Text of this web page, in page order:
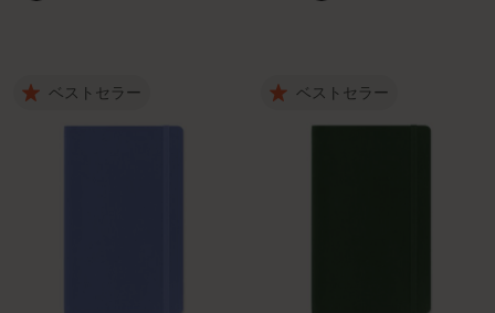
ベストセラー ベストセラー